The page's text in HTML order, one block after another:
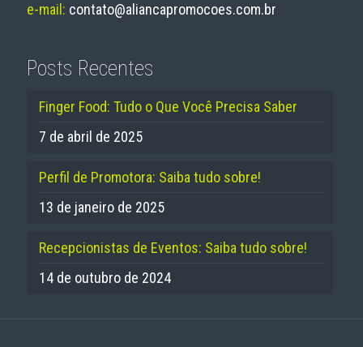
e-mail: contato@aliancapromocoes.com.br
Posts Recentes
Finger Food: Tudo o Que Você Precisa Saber
7 de abril de 2025
Perfil de Promotora: Saiba tudo sobre!
13 de janeiro de 2025
Recepcionistas de Eventos: Saiba tudo sobre!
14 de outubro de 2024